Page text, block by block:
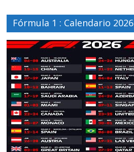
Fórmula 1 : Calendario 2026